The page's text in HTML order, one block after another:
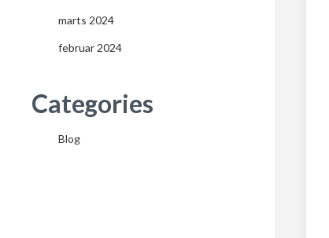
marts 2024
februar 2024
Categories
Blog